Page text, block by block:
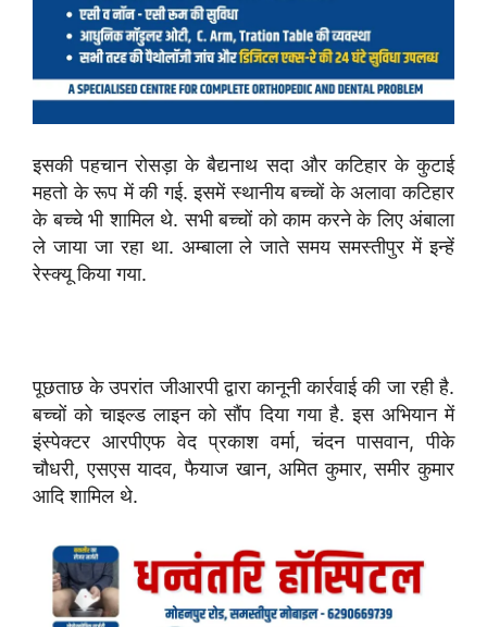
इसकी पहचान रोसड़ा के बैद्यनाथ सदा और कटिहार के कुटाई
महतो के रूप में की गई. इसमें स्थानीय बच्चों के अलावा कटिहार
के बच्चे भी शामिल थे. सभी बच्चों को काम करने के लिए अंबाला
ले जाया जा रहा था. अम्बाला ले जाते समय समस्तीपुर में इन्हें
रेस्क्यू किया गया.
पूछताछ के उपरांत जीआरपी द्वारा कानूनी कार्रवाई की जा रही है.
बच्चों को चाइल्ड लाइन को सौंप दिया गया है. इस अभियान में
इंस्पेक्टर आरपीएफ वेद प्रकाश वर्मा, चंदन पासवान, पीके
चौधरी, एसएस यादव, फैयाज खान, अमित कुमार, समीर कुमार
आदि शामिल थे.